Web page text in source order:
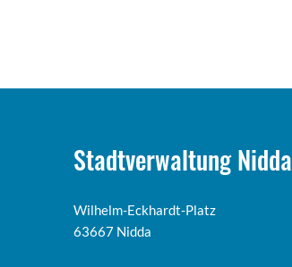
Stadtverwaltung Nidda
Wilhelm-Eckhardt-Platz
63667 Nidda